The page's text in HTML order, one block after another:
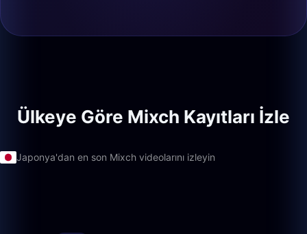
Ülkeye Göre Mixch Kayıtları İzle
Japonya'dan en son Mixch videolarını izleyin